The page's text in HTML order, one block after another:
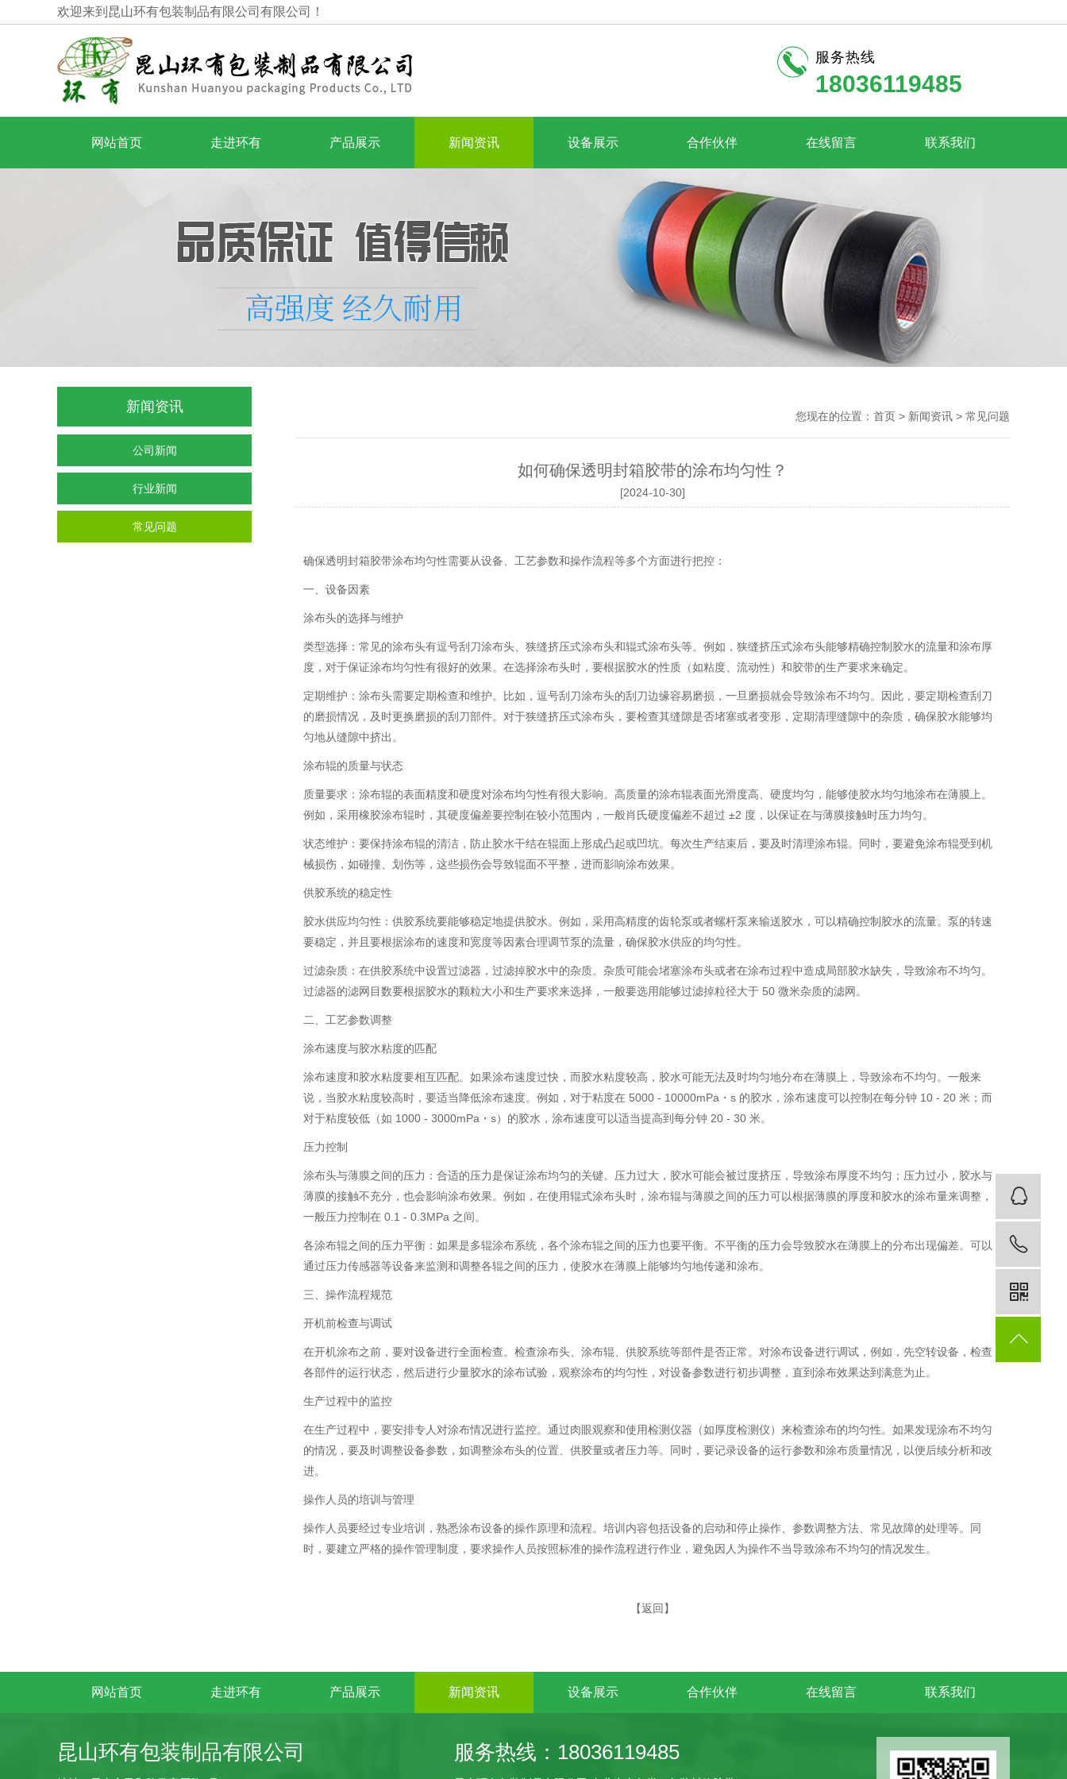
欢迎来到昆山环有包装制品有限公司有限公司！
服务热线
18036119485
网站首页 走进环有 产品展示 新闻资讯 设备展示 合作伙伴 在线留言 联系我们
新闻资讯
公司新闻
行业新闻
常见问题
您现在的位置： 首页 > 新闻资讯 > 常见问题
如何确保透明封箱胶带的涂布均匀性？
[2024-10-30]
确保透明封箱胶带涂布均匀性需要从设备、工艺参数和操作流程等多个方面进行把控：
一、设备因素
涂布头的选择与维护
类型选择：常见的涂布头有逗号刮刀涂布头、狭缝挤压式涂布头和辊式涂布头等。例如，狭缝挤压式涂布头能够精确控制胶水的流量和涂布厚
度，对于保证涂布均匀性有很好的效果。在选择涂布头时，要根据胶水的性质（如粘度、流动性）和胶带的生产要求来确定。
定期维护：涂布头需要定期检查和维护。比如，逗号刮刀涂布头的刮刀边缘容易磨损，一旦磨损就会导致涂布不均匀。因此，要定期检查刮刀
的磨损情况，及时更换磨损的刮刀部件。对于狭缝挤压式涂布头，要检查其缝隙是否堵塞或者变形，定期清理缝隙中的杂质，确保胶水能够均
匀地从缝隙中挤出。
涂布辊的质量与状态
质量要求：涂布辊的表面精度和硬度对涂布均匀性有很大影响。高质量的涂布辊表面光滑度高、硬度均匀，能够使胶水均匀地涂布在薄膜上。
例如，采用橡胶涂布辊时，其硬度偏差要控制在较小范围内，一般肖氏硬度偏差不超过 ±2 度，以保证在与薄膜接触时压力均匀。
状态维护：要保持涂布辊的清洁，防止胶水干结在辊面上形成凸起或凹坑。每次生产结束后，要及时清理涂布辊。同时，要避免涂布辊受到机
械损伤，如碰撞、划伤等，这些损伤会导致辊面不平整，进而影响涂布效果。
供胶系统的稳定性
胶水供应均匀性：供胶系统要能够稳定地提供胶水。例如，采用高精度的齿轮泵或者螺杆泵来输送胶水，可以精确控制胶水的流量。泵的转速
要稳定，并且要根据涂布的速度和宽度等因素合理调节泵的流量，确保胶水供应的均匀性。
过滤杂质：在供胶系统中设置过滤器，过滤掉胶水中的杂质。杂质可能会堵塞涂布头或者在涂布过程中造成局部胶水缺失，导致涂布不均匀。
过滤器的滤网目数要根据胶水的颗粒大小和生产要求来选择，一般要选用能够过滤掉粒径大于 50 微米杂质的滤网。
二、工艺参数调整
涂布速度与胶水粘度的匹配
涂布速度和胶水粘度要相互匹配。如果涂布速度过快，而胶水粘度较高，胶水可能无法及时均匀地分布在薄膜上，导致涂布不均匀。一般来
说，当胶水粘度较高时，要适当降低涂布速度。例如，对于粘度在 5000 - 10000mPa・s 的胶水，涂布速度可以控制在每分钟 10 - 20 米；而
对于粘度较低（如 1000 - 3000mPa・s）的胶水，涂布速度可以适当提高到每分钟 20 - 30 米。
压力控制
涂布头与薄膜之间的压力：合适的压力是保证涂布均匀的关键。压力过大，胶水可能会被过度挤压，导致涂布厚度不均匀；压力过小，胶水与
薄膜的接触不充分，也会影响涂布效果。例如，在使用辊式涂布头时，涂布辊与薄膜之间的压力可以根据薄膜的厚度和胶水的涂布量来调整，
一般压力控制在 0.1 - 0.3MPa 之间。
各涂布辊之间的压力平衡：如果是多辊涂布系统，各个涂布辊之间的压力也要平衡。不平衡的压力会导致胶水在薄膜上的分布出现偏差。可以
通过压力传感器等设备来监测和调整各辊之间的压力，使胶水在薄膜上能够均匀地传递和涂布。
三、操作流程规范
开机前检查与调试
在开机涂布之前，要对设备进行全面检查。检查涂布头、涂布辊、供胶系统等部件是否正常。对涂布设备进行调试，例如，先空转设备，检查
各部件的运行状态，然后进行少量胶水的涂布试验，观察涂布的均匀性，对设备参数进行初步调整，直到涂布效果达到满意为止。
生产过程中的监控
在生产过程中，要安排专人对涂布情况进行监控。通过肉眼观察和使用检测仪器（如厚度检测仪）来检查涂布的均匀性。如果发现涂布不均匀
的情况，要及时调整设备参数，如调整涂布头的位置、供胶量或者压力等。同时，要记录设备的运行参数和涂布质量情况，以便后续分析和改
进。
操作人员的培训与管理
操作人员要经过专业培训，熟悉涂布设备的操作原理和流程。培训内容包括设备的启动和停止操作、参数调整方法、常见故障的处理等。同
时，要建立严格的操作管理制度，要求操作人员按照标准的操作流程进行作业，避免因人为操作不当导致涂布不均匀的情况发生。
【返回 】
网站首页 走进环有 产品展示 新闻资讯 设备展示 合作伙伴 在线留言 联系我们
昆山环有包装制品有限公司 服务热线：18036119485